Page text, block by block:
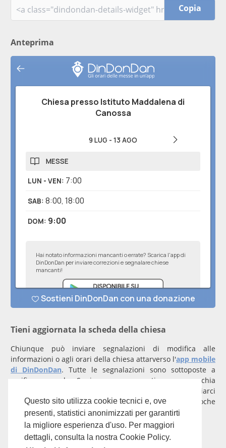
Questo sito utilizza cookie tecnici e, ove
presenti, statistici anonimizzati per garantirti
la migliore esperienza d'uso. Per maggiori
dettagli, consulta la nostra Cookie Policy.
Copia
Anteprima
Tieni aggiornata la scheda della chiesa
Chiunque può inviare segnalazioni di modifica alle
informazioni o agli orari della chiesa attarverso l'app mobile
di DinDonDan. Tutte le segnalazioni sono sottoposte a
verifica manuale. Se invece rappresenti una parrocchia
con un account verificato per inviarci
comunicazioni prioritarie che saranno gestite entro poche
Per qualunque domanda scrivi ainfo@dindondan.app